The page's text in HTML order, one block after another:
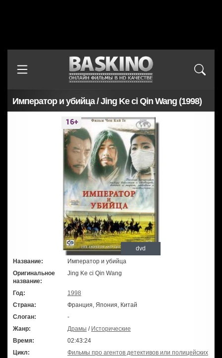
Император и убийца / Jing Ke ci Qin Wang (1998)
dvd
Название:
Император и убийца
Оригинальное
название:
Jing Ke ci Qin Wang
Год:
1998
Страна:
Франция, Япония, Китай
Слоган:
-
Жанр:
Драмы / Исторические
Время:
02:43:24
Цикл:
Фильмы про агентов детективов или полицейских